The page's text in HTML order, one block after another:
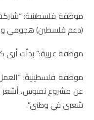
موظفة فلسطينية:
(دعم فلسطين) هجومي
موظفة عربية:” بدأت أرى
موظفة فلسطينية:
عن مشروع نمبوس،
شعبي في وطني”.